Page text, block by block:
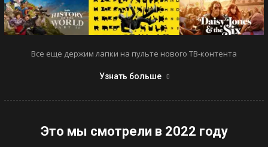
Все еще держим лапки на пульте нового ТВ-контента
Узнать больше
Это мы смотрели в 2022 году